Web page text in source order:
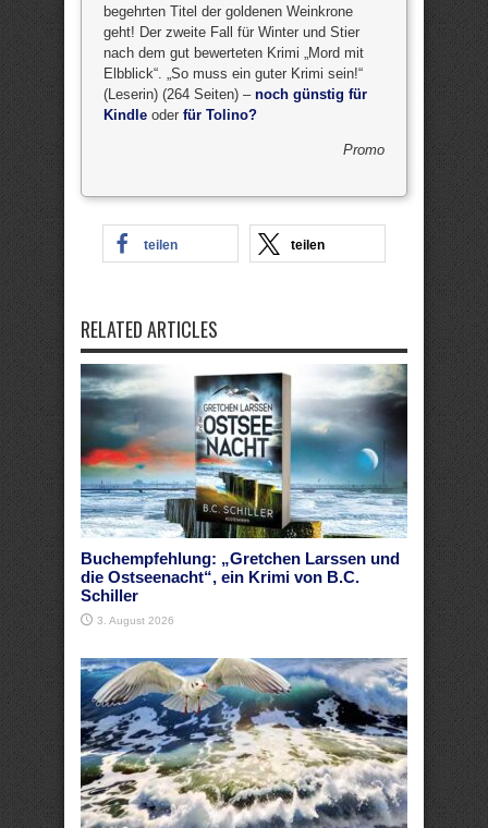
begehrten Titel der goldenen Weinkrone
geht! Der zweite Fall für Winter und Stier
nach dem gut bewerteten Krimi „Mord mit
Elbblick“. „So muss ein guter Krimi sein!“
(Leserin) (264 Seiten) – noch günstig für
Kindle oder für Tolino?
Promo
teilen teilen
RELATED ARTICLES
Buchempfehlung: „Gretchen Larssen und
die Ostseenacht“, ein Krimi von B.C.
Schiller
3. August 2026